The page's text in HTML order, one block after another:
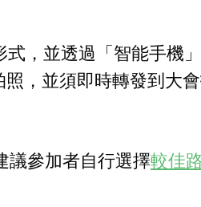
式，並透過「智能手機
，並須即時轉發到大
議參加者自行選擇較佳